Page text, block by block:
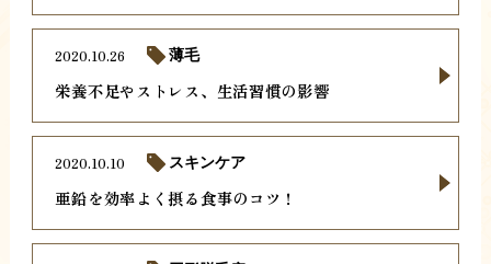
栄養不足やストレス、生活習慣の影響
2020.10.26 薄毛
亜鉛を効率よく摂る食事のコツ！
2020.10.10 スキンケア